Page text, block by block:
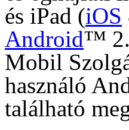
és iPad (iOS
Android™
Mobil
használó
található